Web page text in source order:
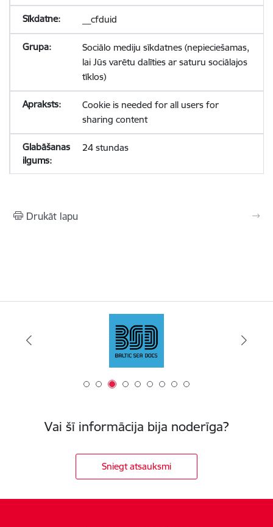
__cfduid
Sociālo mediju sīkdatnes (nepieciešamas,
lai Jūs varētu dalīties ar saturu sociālajos
tīklos)
Cookie is needed for all users for
sharing content
24 stundas
Drukāt lapu
Vai šī informācija bija noderīga?
Sniegt atsauksmi